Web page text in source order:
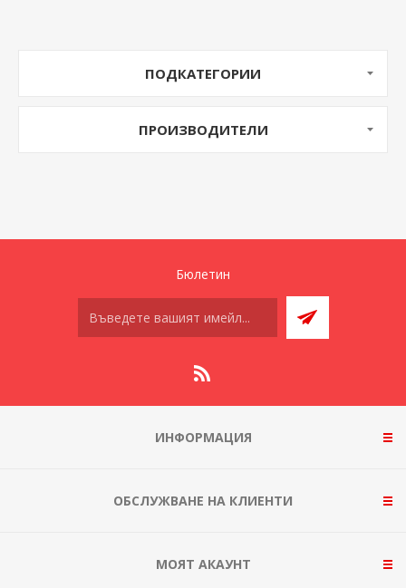
ПОДКАТЕГОРИИ
ПРОИЗВОДИТЕЛИ
Бюлетин
ИНФОРМАЦИЯ
ОБСЛУЖВАНЕ НА КЛИЕНТИ
МОЯТ АКАУНТ